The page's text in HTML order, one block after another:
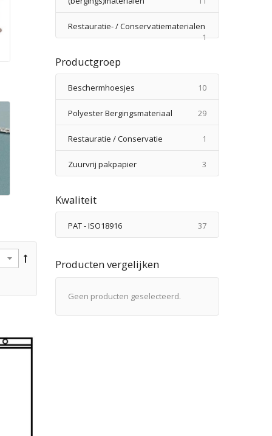
Restauratie- / Conservatiematerialen
1product
Productgroep
Beschermhoesjes 10producten
Polyester Bergingsmateriaal 29producten
Restauratie / Conservatie 1
Zuurvrij pakpapier 3
Kwaliteit
PAT - ISO18916 37producten
Producten vergelijken
Geen producten geselecteerd.